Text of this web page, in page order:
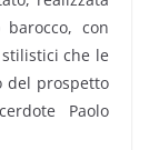
con
che le
del prospetto
Paolo